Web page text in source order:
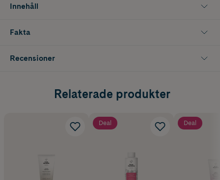
Rose Gold är till för ljushetsläge 8-10.
Innehåll
Fakta
Recensioner
Relaterade produkter
Deal Deal